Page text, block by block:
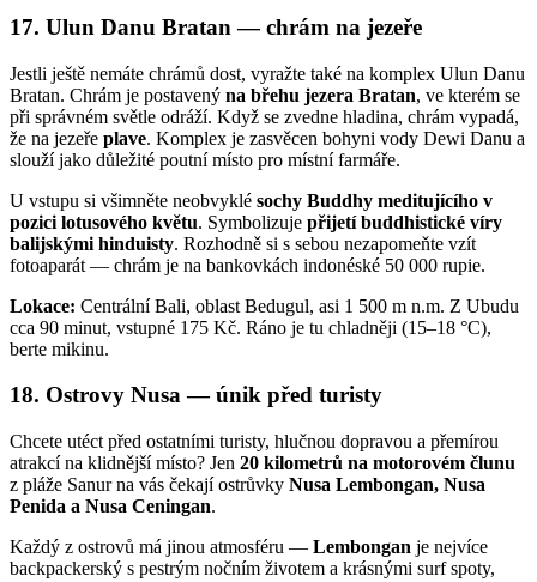
17. Ulun Danu Bratan — chrám na jezeře
Jestli ještě nemáte chrámů dost, vyražte také na komplex Ulun Danu
Bratan. Chrám je postavený na břehu jezera Bratan, ve kterém se
při správném světle odráží. Když se zvedne hladina, chrám vypadá,
že na jezeře plave. Komplex je zasvěcen bohyni vody Dewi Danu a
slouží jako důležité poutní místo pro místní farmáře.
U vstupu si všimněte neobvyklé sochy Buddhy meditujícího v
pozici lotusového květu. Symbolizuje přijetí buddhistické víry
balijskými hinduisty. Rozhodně si s sebou nezapomeňte vzít
fotoaparát — chrám je na bankovkách indonéské 50 000 rupie.
Lokace: Centrální Bali, oblast Bedugul, asi 1 500 m n.m. Z Ubudu
cca 90 minut, vstupné 175 Kč. Ráno je tu chladněji (15–18 °C),
berte mikinu.
18. Ostrovy Nusa — únik před turisty
Chcete utéct před ostatními turisty, hlučnou dopravou a přemírou
atrakcí na klidnější místo? Jen 20 kilometrů na motorovém člunu
z pláže Sanur na vás čekají ostrůvky Nusa Lembongan, Nusa
Penida a Nusa Ceningan.
Každý z ostrovů má jinou atmosféru — Lembongan je nejvíce
backpackerský s pestrým nočním životem a krásnými surf spoty,